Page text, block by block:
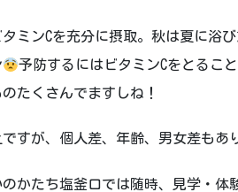
ミンCを充分に摂取。秋は夏に浴
予防するにはビタミンCをとるこ
のたくさんでますしね！
すが、個人差、年齢、男女差もあ
のかたち塩釜口では随時、見学・体